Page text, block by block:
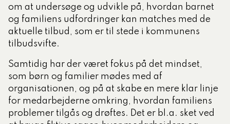
om at undersøge og udvikle på, hvordan barnet
og familiens udfordringer kan matches med de
aktuelle tilbud, som er til stede i kommunens
tilbudsvifte.
Samtidig har der været fokus på det mindset,
som børn og familier mødes med af
organisationen, og på at skabe en mere klar linje
for medarbejderne omkring, hvordan familiens
problemer tilgås og drøftes. Det er bl.a. sket ved